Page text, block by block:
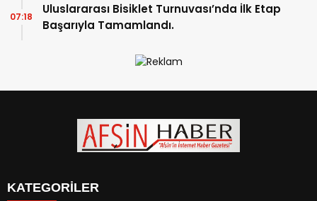
Uluslararası Bisiklet Turnuvası’nda İlk Etap
Başarıyla Tamamlandı.
07:18
KATEGORİLER